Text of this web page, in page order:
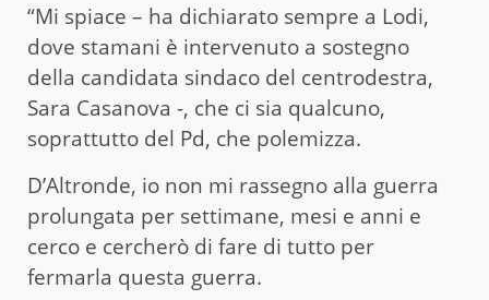
“Mi spiace – ha dichiarato sempre a Lodi,
dove stamani è intervenuto a sostegno
della candidata sindaco del centrodestra,
Sara Casanova -, che ci sia qualcuno,
soprattutto del Pd, che polemizza.
D’Altronde, io non mi rassegno alla guerra
prolungata per settimane, mesi e anni e
cerco e cercherò di fare di tutto per
fermarla questa guerra.